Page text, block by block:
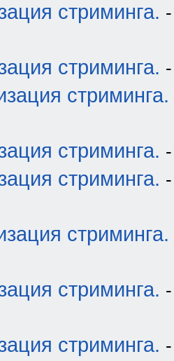
стриминга.
стриминга.
стриминга.
стриминга.
стриминга.
стриминга.
стриминга.
стриминга.